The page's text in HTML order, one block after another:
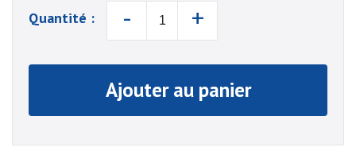
Quantité : - +
Ajouter au panier